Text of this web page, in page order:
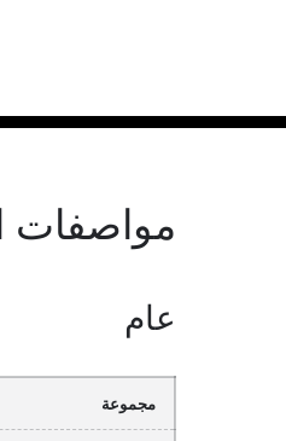
مواصفات
عام
مجموعة